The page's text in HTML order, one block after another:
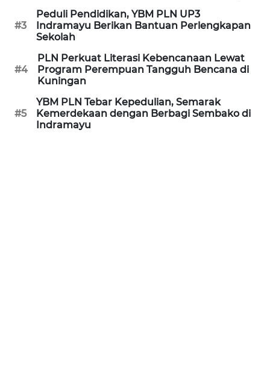
#3
Peduli Pendidikan, YBM PLN UP3
Indramayu Berikan Bantuan Perlengkapan
Sekolah
#4
PLN Perkuat Literasi Kebencanaan Lewat
Program Perempuan Tangguh Bencana di
Kuningan
#5
YBM PLN Tebar Kepedulian, Semarak
Kemerdekaan dengan Berbagi Sembako di
Indramayu
WN
SUBANG
WN
SUKABUMI
WN
PURWAKARTA